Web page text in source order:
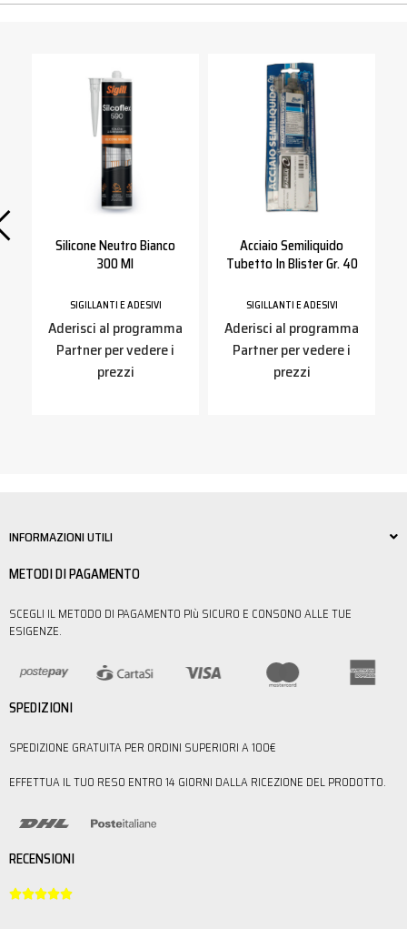
Silicone Neutro Bianco
300 Ml
SIGILLANTI E ADESIVI
Aderisci al programma
Partner per vedere i
prezzi
Acciaio Semiliquido
Tubetto In Blister Gr. 40
SIGILLANTI E ADESIVI
Aderisci al programma
Partner per vedere i
prezzi
INFORMAZIONI UTILI
METODI DI PAGAMENTO
SCEGLI IL METODO DI PAGAMENTO PIù SICURO E CONSONO ALLE TUE
ESIGENZE.
SPEDIZIONI
SPEDIZIONE GRATUITA PER ORDINI SUPERIORI A 100€
EFFETTUA IL TUO RESO ENTRO 14 GIORNI DALLA RICEZIONE DEL PRODOTTO.
RECENSIONI
